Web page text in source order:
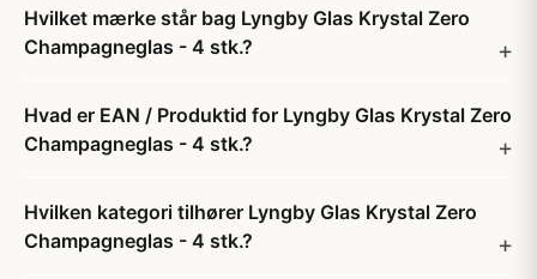
Hvilket mærke står bag Lyngby Glas Krystal Zero
Champagneglas - 4 stk.?
Hvad er EAN / Produktid for Lyngby Glas Krystal Zero
Champagneglas - 4 stk.?
Hvilken kategori tilhører Lyngby Glas Krystal Zero
Champagneglas - 4 stk.?